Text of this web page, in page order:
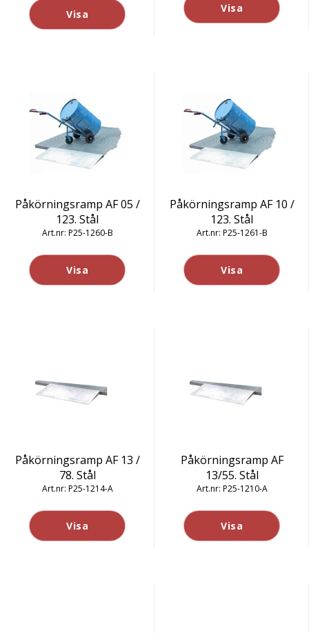
Visa Visa
Påkörningsramp AF 05 /
123. Stål
P25-1260-B
Visa
Påkörningsramp AF 10 /
123. Stål
P25-1261-B
Visa
Påkörningsramp AF 13 /
78. Stål
P25-1214-A
Visa
Påkörningsramp AF
13/55. Stål
P25-1210-A
Visa